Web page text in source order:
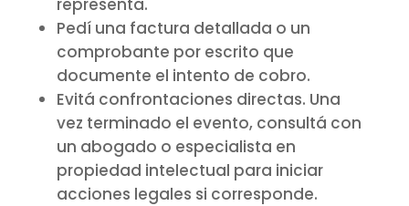
Pedí una factura detallada o un
comprobante por escrito que
documente el intento de cobro.
Evitá confrontaciones directas. Una
vez terminado el evento, consultá con
un abogado o especialista en
propiedad intelectual para iniciar
acciones legales si corresponde.